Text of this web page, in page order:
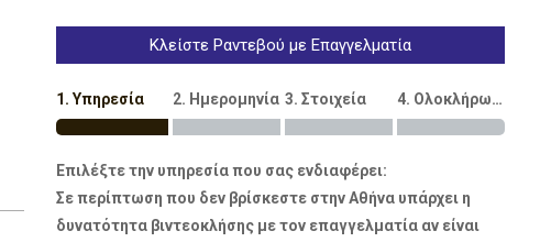
Κλείστε Ραντεβού με Επαγγελματία
1. Υπηρεσία 2. Ημερομηνία 3. Στοιχεία 4. Ολοκλήρωση
Επιλέξτε την υπηρεσία που σας ενδιαφέρει:
Σε περίπτωση που δεν βρίσκεστε στην Αθήνα υπάρχει η
δυνατότητα βιντεοκλήσης με τον επαγγελματία αν είναι